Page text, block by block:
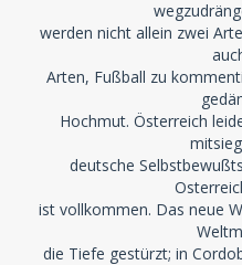
werden nicht allein zwei
Arten, Fußball zu
Hochmut. Österreich
deutsche
ist vollkommen. Das neue
die Tiefe gestürzt; in